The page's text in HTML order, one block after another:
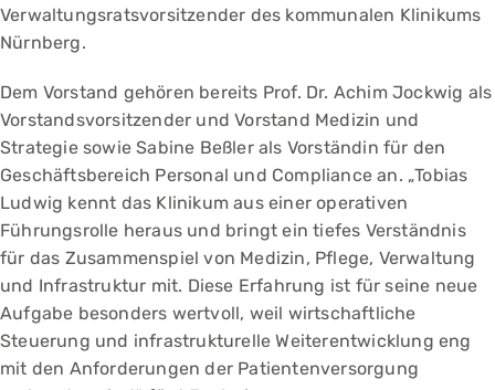
Verwaltungsratsvorsitzender des kommunalen Klinikums
Nürnberg.
Dem Vorstand gehören bereits Prof. Dr. Achim Jockwig als
Vorstandsvorsitzender und Vorstand Medizin und
Strategie sowie Sabine Beßler als Vorständin für den
Geschäftsbereich Personal und Compliance an. „Tobias
Ludwig kennt das Klinikum aus einer operativen
Führungsrolle heraus und bringt ein tiefes Verständnis
für das Zusammenspiel von Medizin, Pflege, Verwaltung
und Infrastruktur mit. Diese Erfahrung ist für seine neue
Aufgabe besonders wertvoll, weil wirtschaftliche
Steuerung und infrastrukturelle Weiterentwicklung eng
mit den Anforderungen der Patientenversorgung